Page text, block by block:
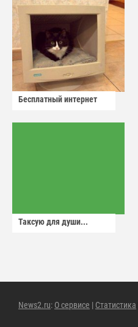
Бесплатный интернет
Таксую для души...
News2.ru: О сервисе | Статистика